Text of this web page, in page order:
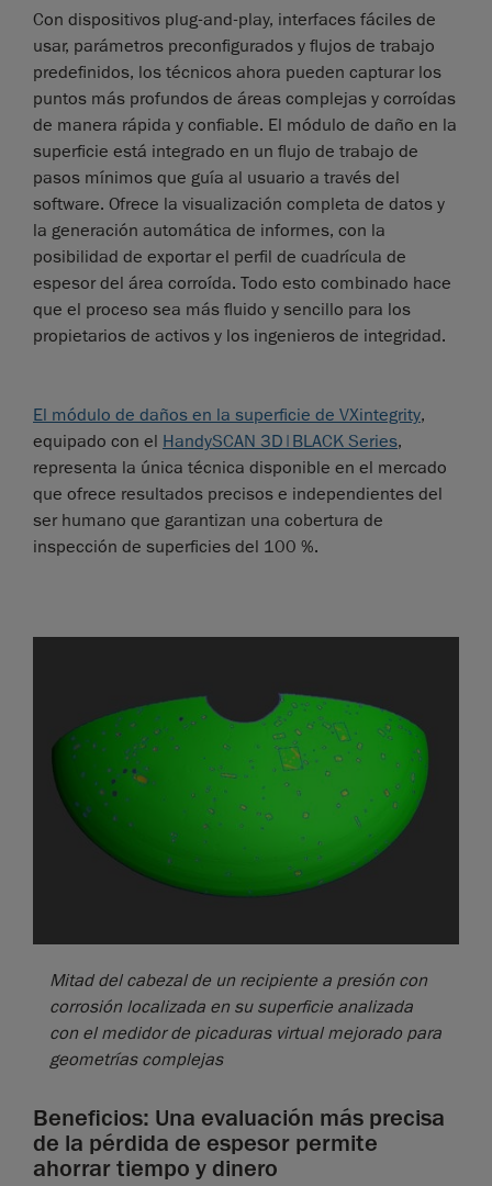
Con dispositivos plug-and-play, interfaces fáciles de
usar, parámetros preconfigurados y flujos de trabajo
predefinidos, los técnicos ahora pueden capturar los
puntos más profundos de áreas complejas y corroídas
de manera rápida y confiable. El módulo de daño en la
superficie está integrado en un flujo de trabajo de
pasos mínimos que guía al usuario a través del
software. Ofrece la visualización completa de datos y
la generación automática de informes, con la
posibilidad de exportar el perfil de cuadrícula de
espesor del área corroída. Todo esto combinado hace
que el proceso sea más fluido y sencillo para los
propietarios de activos y los ingenieros de integridad.
El módulo de daños en la superficie de VXintegrity,
equipado con el HandySCAN 3D|BLACK Series,
representa la única técnica disponible en el mercado
que ofrece resultados precisos e independientes del
ser humano que garantizan una cobertura de
inspección de superficies del 100 %.
Mitad del cabezal de un recipiente a presión con
corrosión localizada en su superficie analizada
con el medidor de picaduras virtual mejorado para
geometrías complejas
Beneficios: Una evaluación más precisa
de la pérdida de espesor permite
ahorrar tiempo y dinero